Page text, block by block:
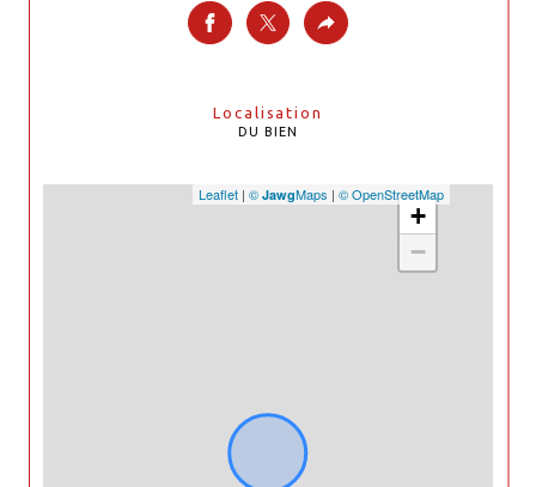
Localisation
DU BIEN
+
−
Leaflet | © JawgMaps | © OpenStreetMap